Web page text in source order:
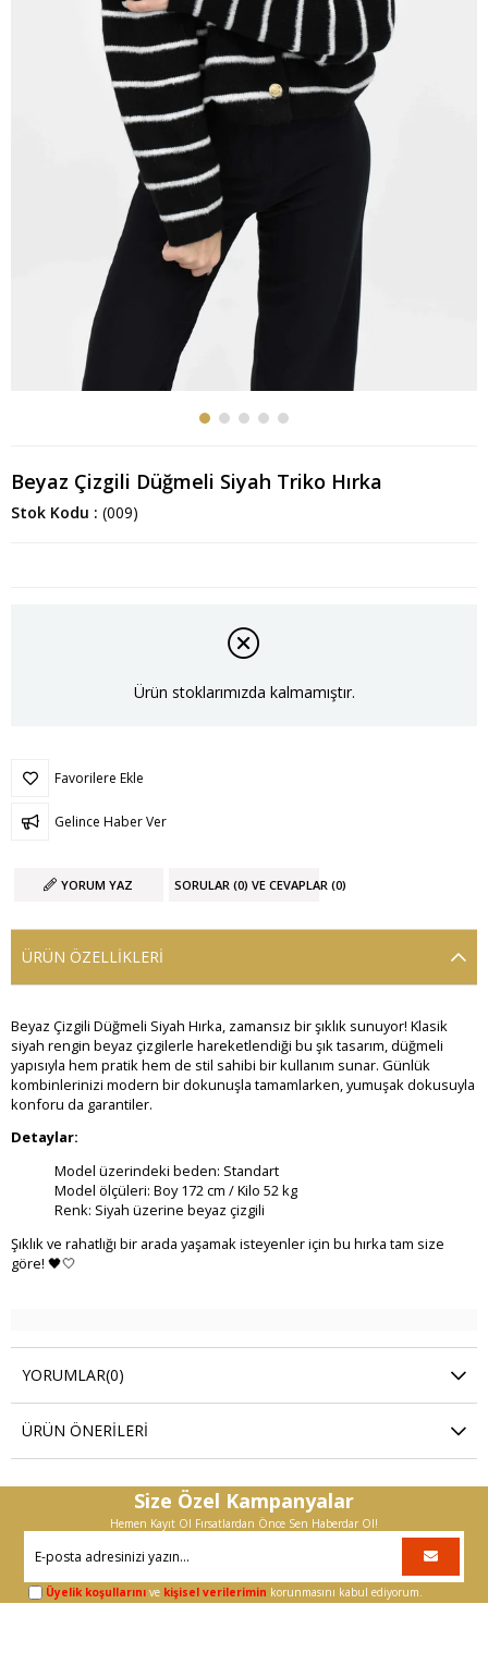
Beyaz Çizgili Düğmeli Siyah Triko Hırka
Stok Kodu (009)
Ürün stoklarımızda kalmamıştır.
Favorilere Ekle
Gelince Haber Ver
YORUM YAZ SORULAR (0) VE CEVAPLAR (0)
ÜRÜN ÖZELLIKLERI
Beyaz Çizgili Düğmeli Siyah Hırka, zamansız bir şıklık sunuyor! Klasik
siyah rengin beyaz çizgilerle hareketlendiği bu şık tasarım, düğmeli
yapısıyla hem pratik hem de stil sahibi bir kullanım sunar. Günlük
kombinlerinizi modern bir dokunuşla tamamlarken, yumuşak dokusuyla
konforu da garantiler.
Detaylar:
Model üzerindeki beden: Standart
Model ölçüleri: Boy 172 cm / Kilo 52 kg
Renk: Siyah üzerine beyaz çizgili
Şıklık ve rahatlığı bir arada yaşamak isteyenler için bu hırka tam size
göre! 🖤🤍
YORUMLAR(0)
ÜRÜN ÖNERILERI
Size Özel Kampanyalar
Hemen Kayıt Ol Fırsatlardan Önce Sen Haberdar Ol!
Üyelik koşullarını ve kişisel verilerimin korunmasını kabul ediyorum.